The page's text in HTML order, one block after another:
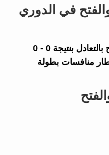
في الدوري
بالتعادل بنتيجة0 - 0
2026 في إطار منافسات بطولة